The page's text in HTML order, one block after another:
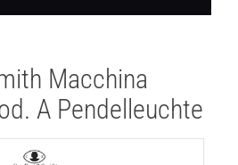
Macchina
A Pendelleuchte